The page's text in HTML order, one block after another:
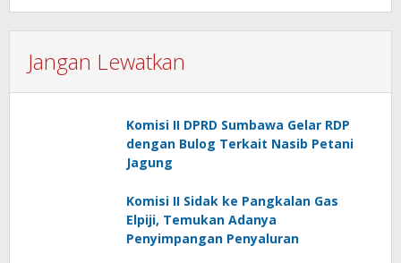
Jangan Lewatkan
Komisi II DPRD Sumbawa Gelar RDP
dengan Bulog Terkait Nasib Petani
Jagung
Komisi II Sidak ke Pangkalan Gas
Elpiji, Temukan Adanya
Penyimpangan Penyaluran